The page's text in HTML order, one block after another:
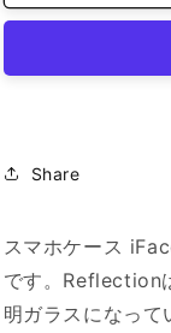
ナ
シ
12/12
キ
ャ
ン
ナ
シ
キ
ャ
ン
Share
スマホケース
です。Reflection
明ガラスになっ